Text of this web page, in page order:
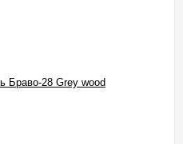
Браво-28 Grey wood